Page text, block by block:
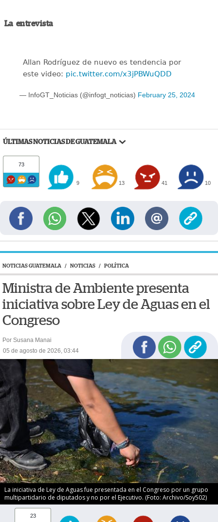
La entrevista
Allan Rodríguez de nuevo es tendencia por
este video: pic.twitter.com/x3jPBWuQDD
— InfoGT_Noticias (@infogt_noticias) February 25, 2024
ÚLTIMAS NOTICIAS DE GUATEMALA
73
9 13 41 10
NOTICIAS GUATEMALA / NOTICIAS / POLÍTICA
Ministra de Ambiente presenta
iniciativa sobre Ley de Aguas en el
Congreso
Por Susana Manai
05 de agosto de 2026, 03:44
La iniciativa de Ley de Aguas fue presentada en el Congreso por un grupo
multipartidario de diputados y no por el Ejecutivo. (Foto: Archivo/Soy502)
23